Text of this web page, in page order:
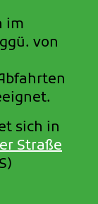
im
von
sich in
Straße